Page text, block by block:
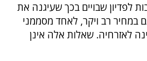
לפדיון שבויים בכך שעיגנה את
במחיר רב ויקר, לאחד מסממני
לאזרחיה. שאלות אלה אינן